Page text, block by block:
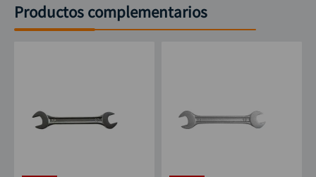
Productos complementarios